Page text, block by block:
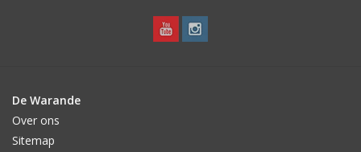
De Warande
Over ons
Sitemap